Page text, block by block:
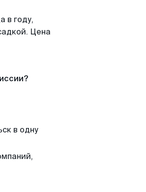
в году,
Цена
в одну